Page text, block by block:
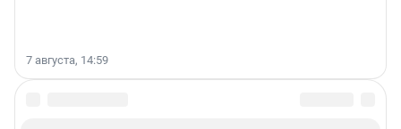
7 августа, 14:59